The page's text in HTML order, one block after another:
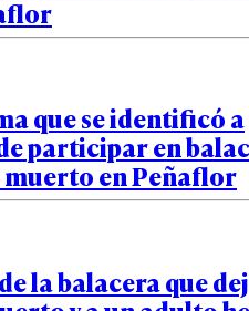
que se identificó a
participar en
en Peñaflor
la balacera que